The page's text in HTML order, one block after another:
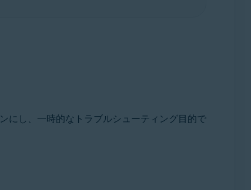
にし、一時的なトラブルシューティング目的で